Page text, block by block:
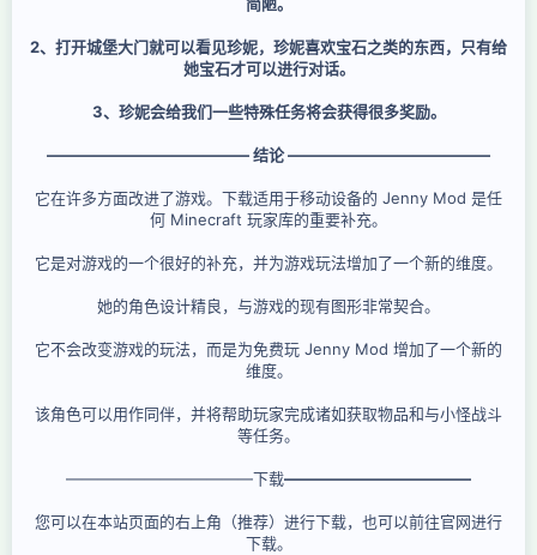
简陋。
2、打开城堡大门就可以看见珍妮，珍妮喜欢宝石之类的东西，只有给
她宝石才可以进行对话。
3、珍妮会给我们一些特殊任务将会获得很多奖励。
————————————— 结论 —————————————
它在许多方面改进了游戏。下载适用于移动设备的 Jenny Mod 是任
何 Minecraft 玩家库的重要补充。
它是对游戏的一个很好的补充，并为游戏玩法增加了一个新的维度。
她的角色设计精良，与游戏的现有图形非常契合。
它不会改变游戏的玩法，而是为免费玩 Jenny Mod 增加了一个新的
维度。
该角色可以用作同伴，并将帮助玩家完成诸如获取物品和与小怪战斗
等任务。
————————————下载————————————
您可以在本站页面的右上角（推荐）进行下载，也可以前往官网进行
下载。​